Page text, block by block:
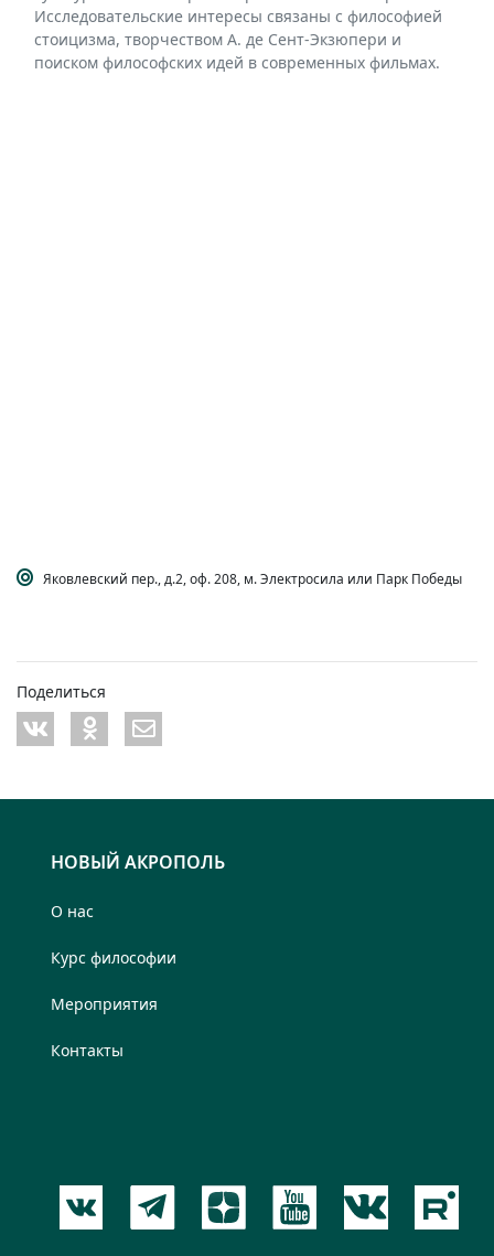
Исследовательские интересы связаны с философией
стоицизма, творчеством А. де Сент-Экзюпери и
поиском философских идей в современных фильмах.
Яковлевский пер., д.2, оф. 208, м. Электросила или Парк Победы
Поделиться
НОВЫЙ АКРОПОЛЬ
О нас
Курс философии
Мероприятия
Контакты